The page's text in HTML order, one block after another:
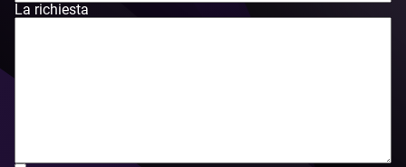
La richiesta